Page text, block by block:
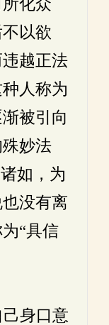
化众
以欲
越正法
人称为
被引向
妙法
如，为
没有离
“具信
身口意